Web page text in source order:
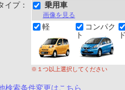
イプ： 乗用車
画像を見る
軽
コンパク
ト
※１つ以上選択してください
検索条件変更はこちら